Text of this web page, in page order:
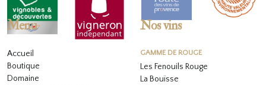
Menu
Accueil
Boutique
Domaine
Nos vins
GAMME DE ROUGE
Les Fenouils Rouge
La Bouïsse